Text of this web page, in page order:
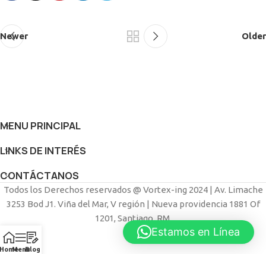
Newer Older
MENU PRINCIPAL
LINKS DE INTERÉS
CONTÁCTANOS
Todos los Derechos reservados @ Vortex-ing 2024 | Av. Limache
3253 Bod J1. Viña del Mar, V región | Nueva providencia 1881 Of
1201, Santiago, RM.
HomeMenuBlog
Estamos en Línea